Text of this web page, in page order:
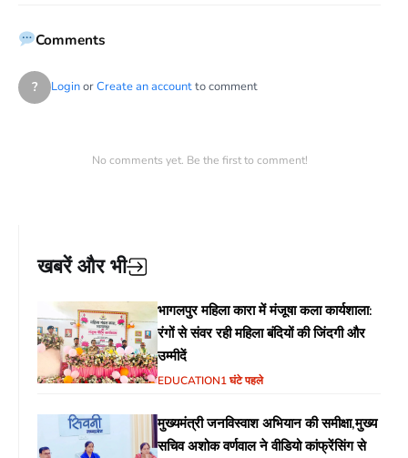
Comments
? LoginorCreate an accountto comment
No comments yet. Be the first to comment!
खबरें और भी
भागलपुर महिला कारा में मंजूषा कला कार्यशाला:
रंगों से संवर रही महिला बंदियों की जिंदगी और
उम्मीदें
EDUCATION1 घंटे पहले
मुख्यमंत्री जनविस्वाश अभियान की समीक्षा,मुख्य
सचिव अशोक वर्णवाल ने वीडियो कांफ्रेंसिंग से